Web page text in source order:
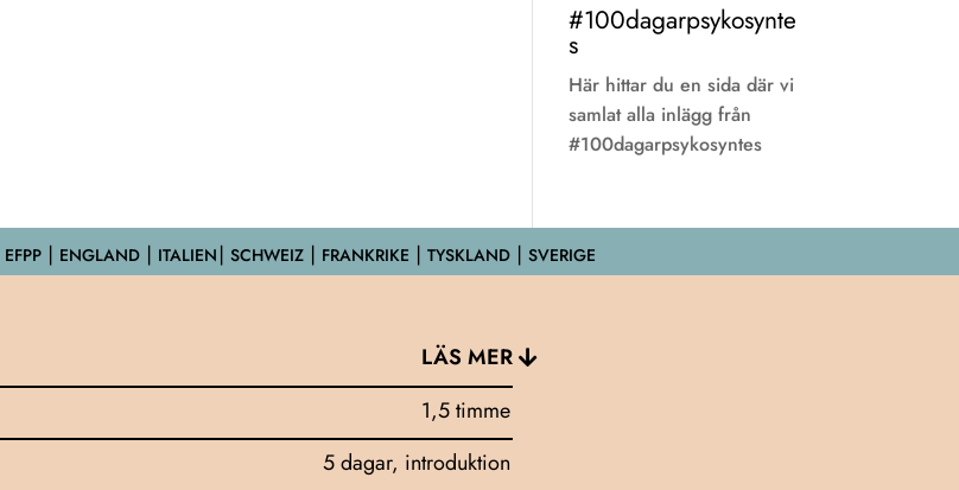
#100dagarpsykosynte
s
Här hittar du en sida där vi
samlat alla inlägg från
#100dagarpsykosyntes
EFPP ⎮ ENGLAND ⎮ ITALIEN⎮ SCHWEIZ ⎮ FRANKRIKE ⎮ TYSKLAND ⎮ SVERIGE
LÄS MER
1,5 timme
5 dagar, introduktion